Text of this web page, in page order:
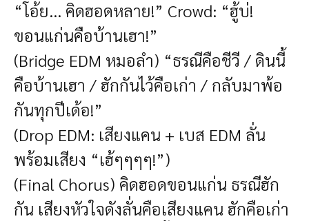
“โอ้ย... คิดฮอดหลาย!” Crowd: “ฮู้บ่!
ขอนแก่นคือบ้านเฮา!”
(Bridge EDM หมอลำ) “ธรณีคือชีวี / ดินนี้
คือบ้านเฮา / ฮักกันไว้คือเก่า / กลับมาพ้อ
กันทุกปีเด้อ!”
(Drop EDM: เสียงแคน + เบส EDM ลั่น
พร้อมเสียง “เฮ้ๆๆๆๆ!”)
(Final Chorus) คิดฮอดขอนแก่น ธรณีฮัก
กัน เสียงหัวใจดังลั่นคือเสียงแคน ฮักคือเก่า